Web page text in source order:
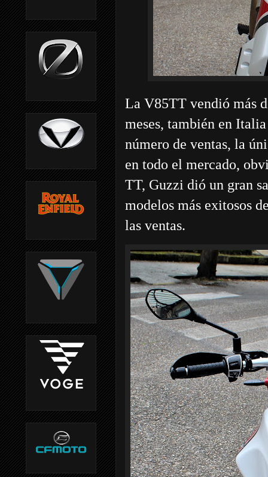
La V85TT vendió más
meses, también en
número de ventas, la
en todo el mercado,
TT, Guzzi dió un gran
modelos más exitosos
las ventas.